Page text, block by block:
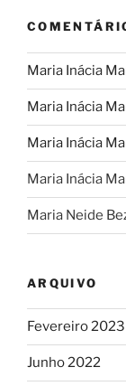
Maria Inácia
Maria Inácia
Maria Inácia
Maria Inácia
Maria Neide
ARQUIVO
Fevereiro 2023
Junho 2022